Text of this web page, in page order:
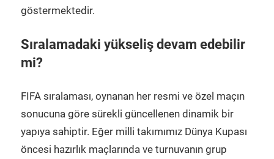
göstermektedir.
Sıralamadaki yükseliş devam edebilir
mi?
FIFA sıralaması, oynanan her resmi ve özel maçın
sonucuna göre sürekli güncellenen dinamik bir
yapıya sahiptir. Eğer milli takımımız Dünya Kupası
öncesi hazırlık maçlarında ve turnuvanın grup